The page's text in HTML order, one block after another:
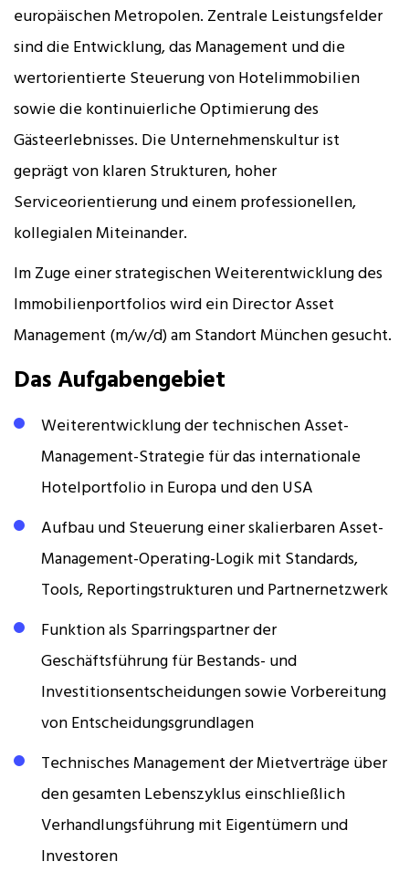
europäischen Metropolen. Zentrale Leistungsfelder
sind die Entwicklung, das Management und die
wertorientierte Steuerung von Hotelimmobilien
sowie die kontinuierliche Optimierung des
Gästeerlebnisses. Die Unternehmenskultur ist
geprägt von klaren Strukturen, hoher
Serviceorientierung und einem professionellen,
kollegialen Miteinander.
Im Zuge einer strategischen Weiterentwicklung des
Immobilienportfolios wird ein Director Asset
Management (m/w/d) am Standort München gesucht.
Das Aufgabengebiet
Weiterentwicklung der technischen Asset-
Management-Strategie für das internationale
Hotelportfolio in Europa und den USA
Aufbau und Steuerung einer skalierbaren Asset-
Management-Operating-Logik mit Standards,
Tools, Reportingstrukturen und Partnernetzwerk
Funktion als Sparringspartner der
Geschäftsführung für Bestands- und
Investitionsentscheidungen sowie Vorbereitung
von Entscheidungsgrundlagen
Technisches Management der Mietverträge über
den gesamten Lebenszyklus einschließlich
Verhandlungsführung mit Eigentümern und
Investoren